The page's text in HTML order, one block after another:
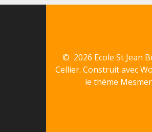
© 2026 Ecole St Jean
Cellier. Construit avec
le thème